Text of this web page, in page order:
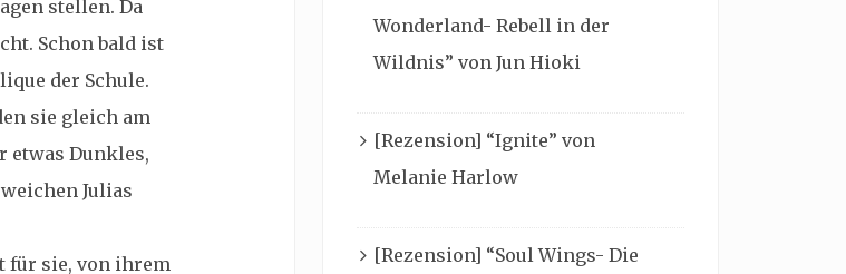
stellen. Da
Schon bald ist
der Schule.
sie gleich am
etwas Dunkles,
Julias
für sie, von ihrem
Wonderland- Rebell in der
Wildnis” von Jun Hioki
[Rezension] “Ignite” von
Melanie Harlow
[Rezension] “Soul Wings- Die